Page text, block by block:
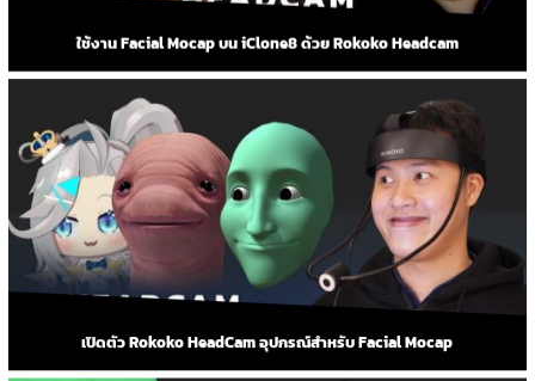
ใช้งาน Facial Mocap บน iClone8 ด้วย Rokoko Headcam
เปิดตัว Rokoko HeadCam อุปกรณ์สำหรับ Facial Mocap